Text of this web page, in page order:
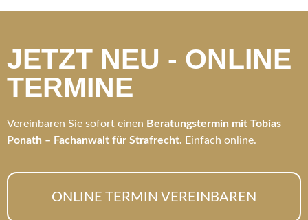
JETZT NEU - ONLINE
TERMINE
Vereinbaren Sie sofort einen Beratungstermin mit Tobias
Ponath – Fachanwalt für Strafrecht. Einfach online.
ONLINE TERMIN VEREINBAREN